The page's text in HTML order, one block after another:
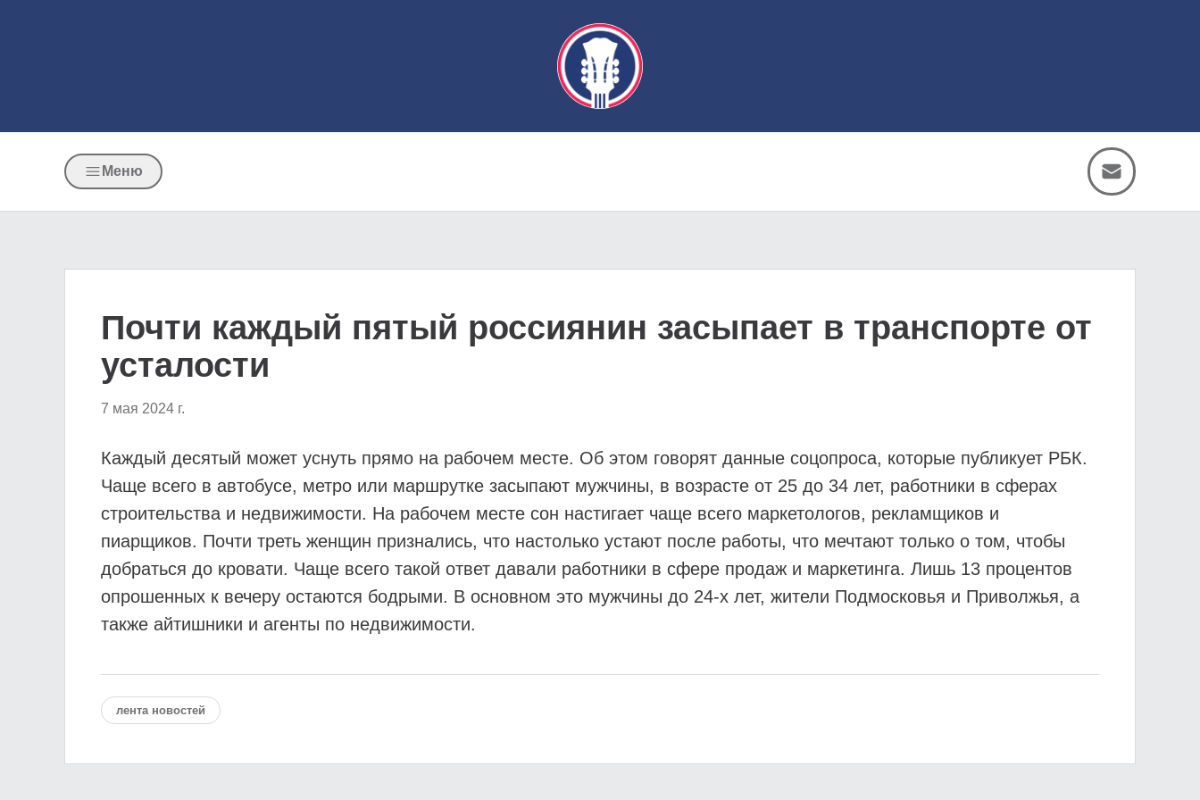
Меню
Почти каждый пятый россиянин засыпает в транспорте от
усталости
7 мая 2024 г.
Каждый десятый может уснуть прямо на рабочем месте. Об этом говорят данные соцопроса, которые публикует РБК.
Чаще всего в автобусе, метро или маршрутке засыпают мужчины, в возрасте от 25 до 34 лет, работники в сферах
строительства и недвижимости. На рабочем месте сон настигает чаще всего маркетологов, рекламщиков и
пиарщиков. Почти треть женщин признались, что настолько устают после работы, что мечтают только о том, чтобы
добраться до кровати. Чаще всего такой ответ давали работники в сфере продаж и маркетинга. Лишь 13 процентов
опрошенных к вечеру остаются бодрыми. В основном это мужчины до 24-х лет, жители Подмосковья и Приволжья, а
также айтишники и агенты по недвижимости.
лента новостей